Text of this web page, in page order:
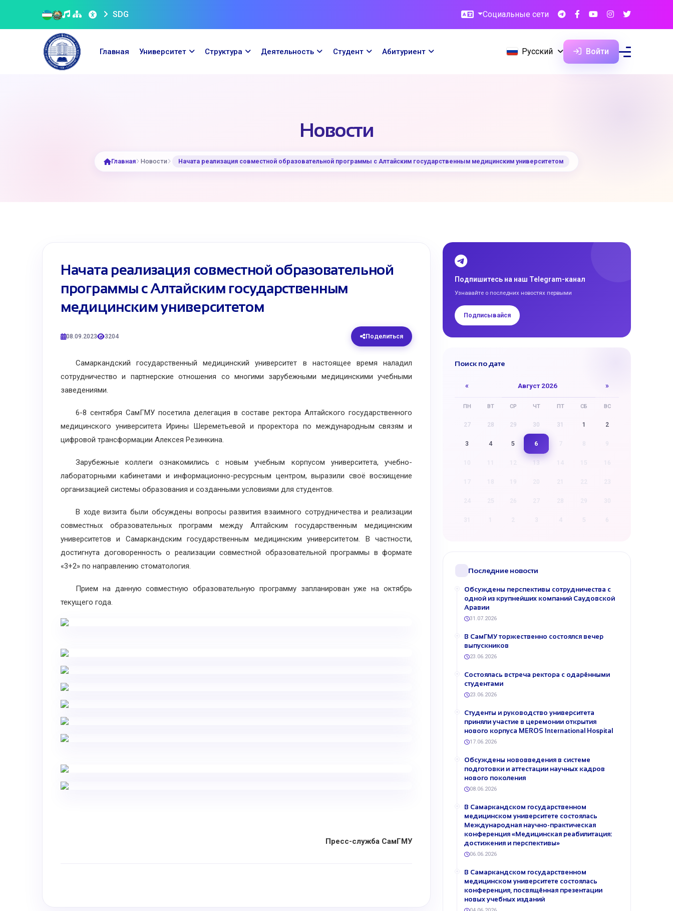
SDG Социальные сети
Главная Университет Структура Деятельность Cтудент Абитуриент Русский Войти
Новости
Главная Новости Начата реализация совместной образовательной программы с Алтайским государственным медицинским университетом
Начата реализация совместной образовательной
программы с Алтайским государственным
медицинским университетом
08.09.2023 3204 Поделиться
Самаркандский государственный медицинский университет в настоящее время наладил
сотрудничество и партнерские отношения со многими зарубежными медицинскими учебными
заведениями.
6-8 сентября СамГМУ посетила делегация в составе ректора Алтайского государственного
медицинского университета Ирины Шереметьевой и проректора по международным связям и
цифровой трансформации Алексея Резинкина.
Зарубежные коллеги ознакомились с новым учебным корпусом университета, учебно-
лабораторными кабинетами и информационно-ресурсным центром, выразили своё восхищение
организацией системы образования и созданными условиями для студентов.
В ходе визита были обсуждены вопросы развития взаимного сотрудничества и реализации
совместных образовательных программ между Алтайским государственным медицинским
университетов и Самаркандским государственным медицинским университетом. В частности,
достигнута договоренность о реализации совместной образовательной программы в формате
«3+2» по направлению стоматология.
Прием на данную совместную образовательную программу запланирован уже на октябрь
текущего года.
Пресс-служба СамГМУ
Подпишитесь на наш Telegram-канал
Узнавайте о последних новостях первыми
Подписывайся
Поиск по дате
« Август 2026 »
ПН ВТ СР ЧТ ПТ СБ ВС
27 28 29 30 31 1 2
3 4 5 6
13 16
22 23
28 29 30
4 5 6
Последние новости
Обсуждены перспективы сотрудничества с
одной из крупнейших компаний Саудовской
Аравии
31.07.2026
В СамГМУ торжественно состоялся вечер
выпускников
23.06.2026
Состоялась встреча ректора с одарёнными
студентами
23.06.2026
Студенты и руководство университета
приняли участие в церемонии открытия
нового корпуса MEROS International Hospital
17.06.2026
Обсуждены нововведения в системе
подготовки и аттестации научных кадров
нового поколения
08.06.2026
В Самаркандском государственном
медицинском университете состоялась
Международная научно-практическая
конференция «Медицинская реабилитация:
достижения и перспективы»
06.06.2026
В Самаркандском государственном
медицинском университете состоялась
конференция, посвящённая презентации
новых учебных изданий